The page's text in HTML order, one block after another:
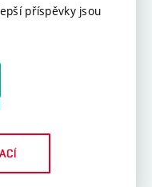
příspěvky jsou